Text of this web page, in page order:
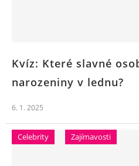
Kvíz: Které slavné
narozeniny v lednu?
6. 1. 2025
Celebrity Zajímavosti